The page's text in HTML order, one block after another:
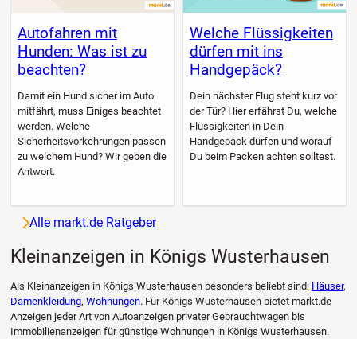
Autofahren mit
Hunden: Was ist zu
beachten?
Damit ein Hund sicher im Auto
mitfährt, muss Einiges beachtet
werden. Welche
Sicherheitsvorkehrungen passen
zu welchem Hund? Wir geben die
Antwort.
Welche Flüssigkeiten
dürfen mit ins
Handgepäck?
Dein nächster Flug steht kurz vor
der Tür? Hier erfährst Du, welche
Flüssigkeiten in Dein
Handgepäck dürfen und worauf
Du beim Packen achten solltest.
Alle markt.de Ratgeber
Kleinanzeigen in Königs Wusterhausen
Als Kleinanzeigen in Königs Wusterhausen besonders beliebt sind: Häuser,
Damenkleidung, Wohnungen. Für Königs Wusterhausen bietet markt.de
Anzeigen jeder Art von Autoanzeigen privater Gebrauchtwagen bis
Immobilienanzeigen für günstige Wohnungen in Königs Wusterhausen.